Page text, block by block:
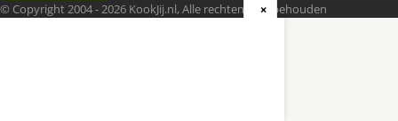
© Copyright 2004 - 2026 KookJij.nl, Alle rechten voorbehouden
×